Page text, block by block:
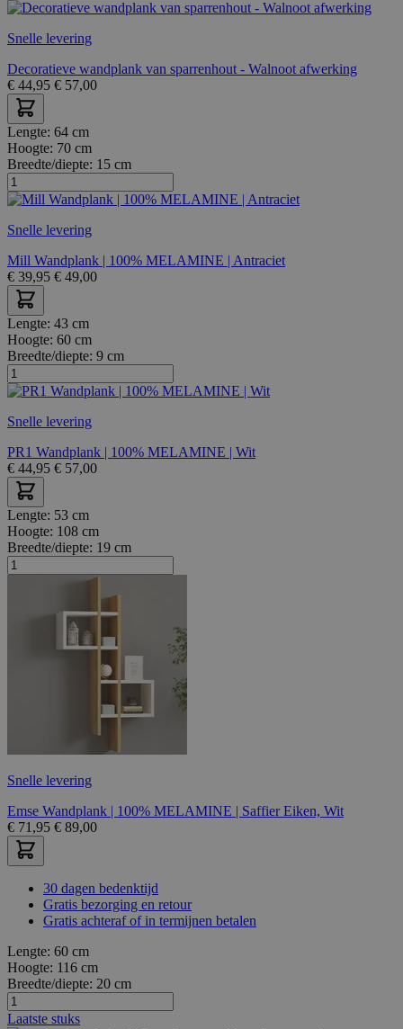
Snelle levering
Decoratieve wandplank van sparrenhout - Walnoot afwerking
€ 44,95 € 57,00
Lengte: 64 cm
Hoogte: 70 cm
Breedte/diepte: 15 cm
Snelle levering
Mill Wandplank | 100% MELAMINE | Antraciet
€ 39,95 € 49,00
Lengte: 43 cm
Hoogte: 60 cm
Breedte/diepte: 9 cm
Snelle levering
PR1 Wandplank | 100% MELAMINE | Wit
€ 44,95 € 57,00
Lengte: 53 cm
Hoogte: 108 cm
Breedte/diepte: 19 cm
Snelle levering
Emse Wandplank | 100% MELAMINE | Saffier Eiken, Wit
€ 71,95 € 89,00
30 dagen bedenktijd
Gratis bezorging en retour
Gratis achteraf of in termijnen betalen
Lengte: 60 cm
Hoogte: 116 cm
Breedte/diepte: 20 cm
Laatste stuks